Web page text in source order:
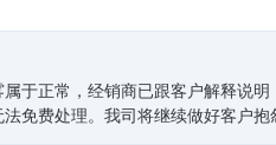
于正常，经销商已跟客户解释说
免费处理。我司将继续做好客户抱